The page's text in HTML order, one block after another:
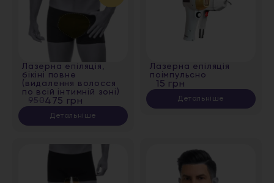
Лазерна епіляція,
бікіні повне
(видалення волосся
по всій інтимній зоні)
950475 грн
Детальніше
Лазерна епіляція
поімпульсно
15 грн
Детальніше